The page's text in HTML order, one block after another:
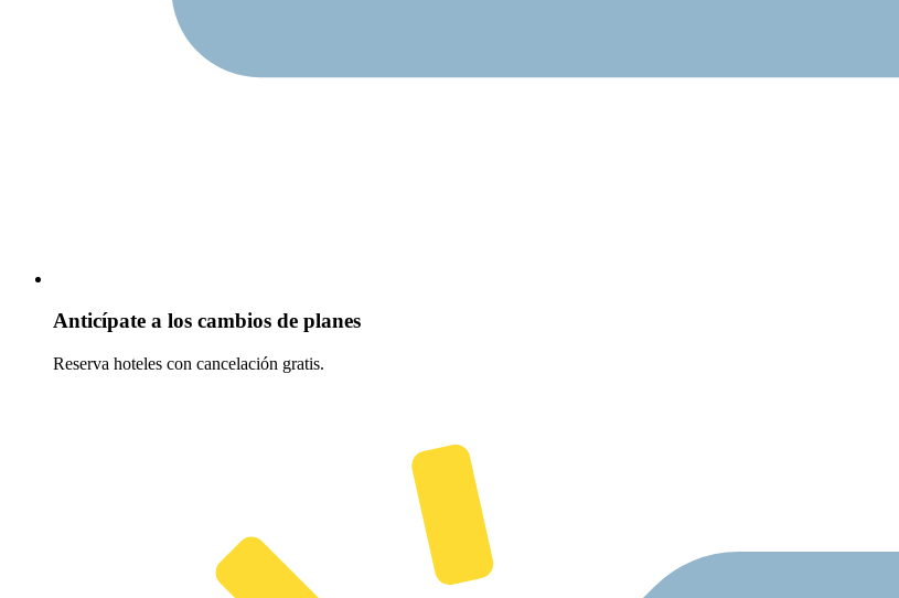
Anticípate a los cambios de planes
Reserva hoteles con cancelación gratis.